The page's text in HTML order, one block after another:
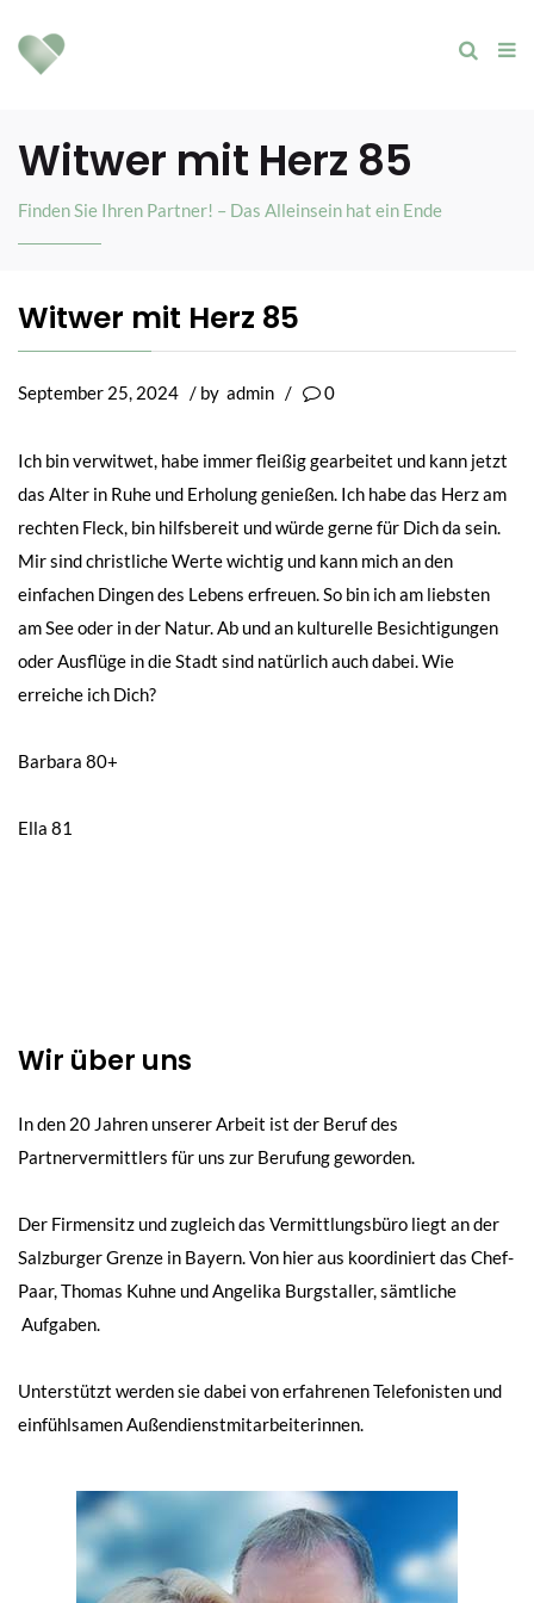
Witwer mit Herz 85
Finden Sie Ihren Partner! – Das Alleinsein hat ein Ende
Witwer mit Herz 85
September 25, 2024 / by admin / 0
Ich bin verwitwet, habe immer fleißig gearbeitet und kann jetzt
das Alter in Ruhe und Erholung genießen. Ich habe das Herz am
rechten Fleck, bin hilfsbereit und würde gerne für Dich da sein.
Mir sind christliche Werte wichtig und kann mich an den
einfachen Dingen des Lebens erfreuen. So bin ich am liebsten
am See oder in der Natur. Ab und an kulturelle Besichtigungen
oder Ausflüge in die Stadt sind natürlich auch dabei. Wie
erreiche ich Dich?
Beitragsnavigation
Barbara 80+
Ella 81
Wir über uns
In den 20 Jahren unserer Arbeit ist der Beruf des
Partnervermittlers für uns zur Berufung geworden.
Der Firmensitz und zugleich das Vermittlungsbüro liegt an der
Salzburger Grenze in Bayern. Von hier aus koordiniert das Chef-
Paar, Thomas Kuhne und Angelika Burgstaller, sämtliche
Aufgaben.
Unterstützt werden sie dabei von erfahrenen Telefonisten und
einfühlsamen Außendienstmitarbeiterinnen.